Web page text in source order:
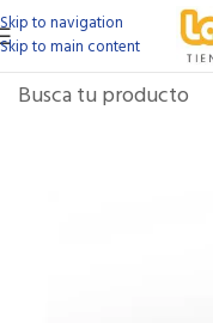
Skip to navigation
Skip to main content